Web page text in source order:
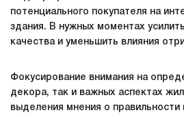
потенциального покупателя на
здания. В нужных моментах
качества и уменьшить влияния
Фокусирование внимания на
декора, так и важных аспектах
выделения мнения о